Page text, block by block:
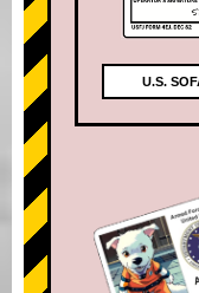
U.S.